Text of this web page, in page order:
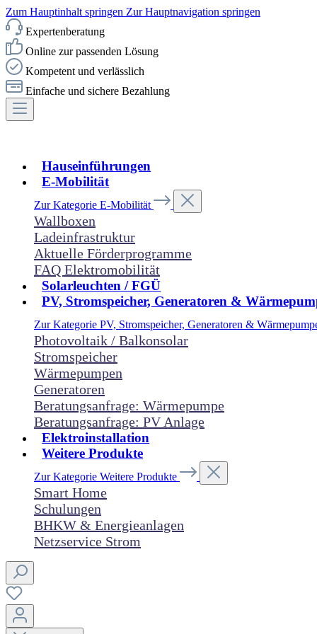
Zum Hauptinhalt springen Zur Hauptnavigation springen
Expertenberatung
Online zur passenden Lösung
Kompetent und verlässlich
Einfache und sichere Bezahlung
Hauseinführungen
E-Mobilität
Zur Kategorie E-Mobilität
Wallboxen
Ladeinfrastruktur
Aktuelle Förderprogramme
FAQ Elektromobilität
Solarleuchten / FGÜ
PV, Stromspeicher, Generatoren &
Zur Kategorie PV, Stromspeicher, Generatoren &
Photovoltaik / Balkonsolar
Stromspeicher
Wärmepumpen
Generatoren
Beratungsanfrage: Wärmepumpe
Beratungsanfrage: PV Anlage
Elektroinstallation
Weitere Produkte
Zur Kategorie Weitere Produkte
Smart Home
Schulungen
BHKW & Energieanlagen
Netzservice Strom